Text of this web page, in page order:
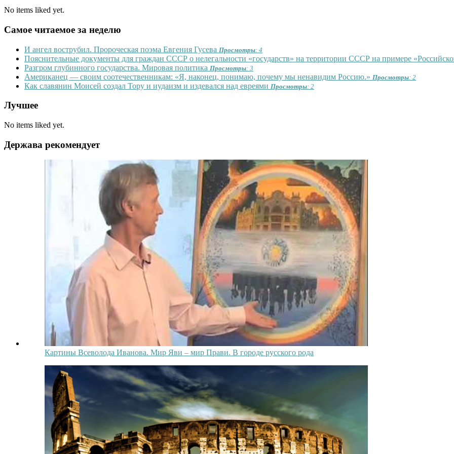
No items liked yet.
Самое читаемое за неделю
И ангел вострубил. Пророческая поэма Евгения Гусева Просмотры: 4
Пояснительные документы для граждан СССР о нелегальности «государств» на территории СССР на примере
Разгром глубинного государства. Мировая политика Просмотры: 3
Американец — своим соотечественникам: «Я, наконец, понимаю, почему мы ненавидим Россию.» Просмотры: 2
Как славянин Моисей создал Тору и иудаизм и издевался над евреями Просмотры: 2
Лучшее
No items liked yet.
Держава рекомендует
Картины Всеволода Иванова. Мир Яви – мир Прави. В городе русского рода